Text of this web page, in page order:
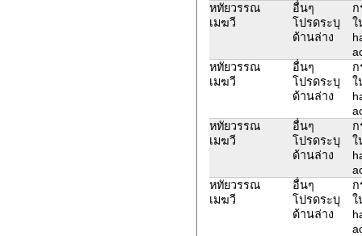
หทัยวรรณ
เมฆวี
อื่นๆ
โปรดระบุ
ด้านล่าง
ก
ใ
หทัยวรรณ
เมฆวี
อื่นๆ
โปรดระบุ
ด้านล่าง
ก
ใ
หทัยวรรณ
เมฆวี
อื่นๆ
โปรดระบุ
ด้านล่าง
ก
ใ
หทัยวรรณ
เมฆวี
อื่นๆ
โปรดระบุ
ด้านล่าง
ก
ใ